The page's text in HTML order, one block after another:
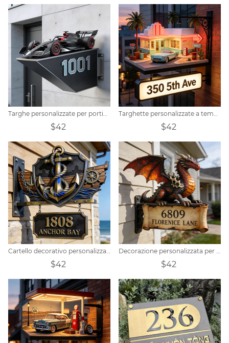
Targhe personalizzate per portiere di auto da corsa
$42
Targhette personalizzate a tema motel
$42
Cartello decorativo personalizzato per porta a tema nautico con ancora.
$42
Decorazione personalizzata per cartello con indirizzo a tema drago epico
$42